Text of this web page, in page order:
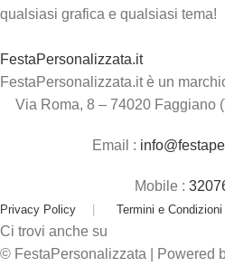
qualsiasi grafica e qualsiasi tema!
FestaPersonalizzata.it
FestaPersonalizzata.it è un
Via Roma, 8 – 74020 Faggiano
Email :
Mobile :
Privacy Policy | Termini e Condizioni
Ci trovi anche su
© FestaPersonalizzata | Powered